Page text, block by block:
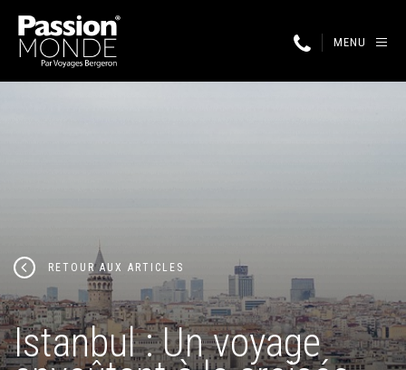
MENU
RETOUR AUX ARTICLES
Istanbul : Un voyage